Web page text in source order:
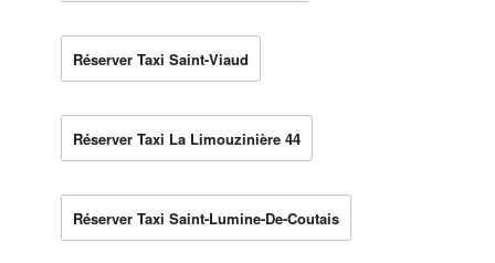
Réserver Taxi Saint-Viaud
Réserver Taxi La Limouzinière 44
Réserver Taxi Saint-Lumine-De-Coutais